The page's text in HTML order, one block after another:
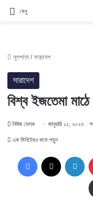
মেনু
মূলপাতা / সারাদেশ
সারাদেশ
বিশ্ব ইজতেমা
নিউজ ডেস্ক জানুয়ারি ১২, ২০২৩
এক মিনিটেরও কমে পড়ুন
Facebook